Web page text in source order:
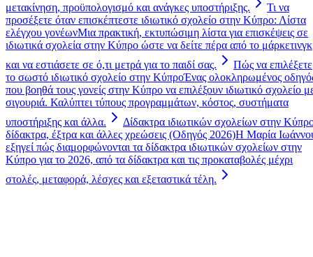
μετακίνηση, προϋπολογισμό και ανάγκες υποστήριξης.
Τι να
προσέξετε όταν επισκέπτεστε ιδιωτικό σχολείο στην Κύπρο: Λίστα
ελέγχου γονέωνΜια πρακτική, εκτυπώσιμη λίστα για επισκέψεις σε
ιδιωτικά σχολεία στην Κύπρο ώστε να δείτε πέρα από το μάρκετινγκ
και να εστιάσετε σε ό,τι μετρά για το παιδί σας.
Πώς να επιλέξετε
το σωστό ιδιωτικό σχολείο στην ΚύπροΈνας ολοκληρωμένος
που βοηθά τους γονείς στην Κύπρο να επιλέξουν ιδιωτικό σχολείο
σιγουριά. Καλύπτει τύπους προγραμμάτων, κόστος, συστήματα
υποστήριξης και άλλα.
Δίδακτρα ιδιωτικών σχολείων στην
δίδακτρα, έξτρα και άλλες χρεώσεις (Οδηγός 2026)Η Μαρία
εξηγεί πώς διαμορφώνονται τα δίδακτρα ιδιωτικών σχολείων στην
Κύπρο για το 2026, από τα δίδακτρα και τις προκαταβολές μέχρι
στολές, μεταφορά, λέσχες και εξεταστικά τέλη.